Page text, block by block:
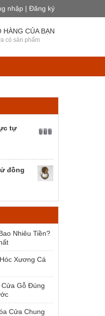
nhập | Đăng ký
HÀNG CỦA BẠN
có sản phẩm
tự
tại đồng
₫.
Nhiêu Tiền?
Xương Cá
Gỗ Đúng
Cửa Chung